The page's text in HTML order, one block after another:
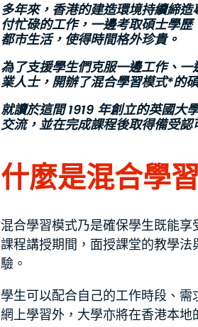
多年來，香港的建造環境持續締
付忙碌的工作，一邊考取碩士學
都市生活，使得時間格外珍貴。
為了支援學生們克服一邊工作、
業人士，開辦了混合學習模式*的
就讀於這間 1919 年創立的英國大
交流，並在完成課程後取得備受認
什麼是混合學
混合學習模式乃是確保學生既能
課程講授期間，面授課堂的教學
驗。
學生可以配合自己的工作時段、
網上學習外，大學亦將在香港本地